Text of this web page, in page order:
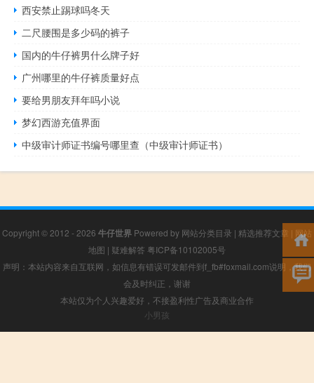
西安禁止踢球吗冬天
二尺腰围是多少码的裤子
国内的牛仔裤男什么牌子好
广州哪里的牛仔裤质量好点
要给男朋友拜年吗小说
梦幻西游充值界面
中级审计师证书编号哪里查（中级审计师证书）
Copyright © 2012 - 2026 牛仔世界 Powered by 网站分类目录 | 精选推荐文章 | 网站
地图 | 疑难解答 粤ICP备10102005号
声明：本站内容来自互联网，如信息有错误可发邮件到f_fb#foxmail.com说明，我们
会及时纠正，谢谢
本站仅为个人兴趣爱好，不接盈利性广告及商业合作
小男孩